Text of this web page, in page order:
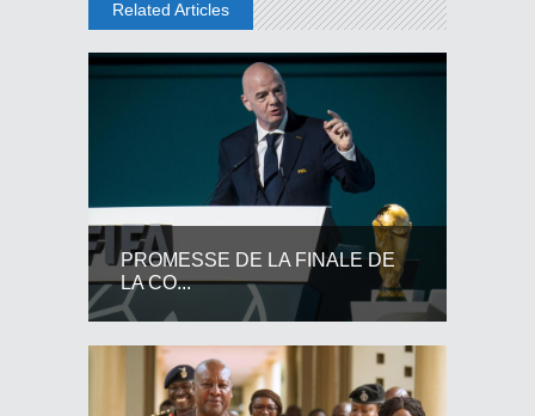
Related Articles
PROMESSE DE LA FINALE DE
LA CO...